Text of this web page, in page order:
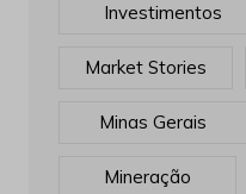
Investimentos
Market Stories
Minas Gerais
Mineração